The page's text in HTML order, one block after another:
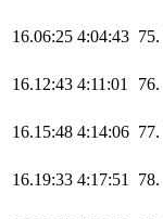
16.06:25 4:04:43 75.
16.12:43 4:11:01 76.
16.15:48 4:14:06 77.
16.19:33 4:17:51 78.